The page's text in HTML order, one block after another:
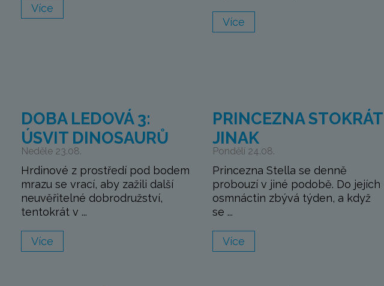
Více
Více
DOBA LEDOVÁ 3:
ÚSVIT DINOSAURŮ
Neděle 23.08.
Hrdinové z prostředí pod bodem
mrazu se vrací, aby zažili další
neuvěřitelné dobrodružství,
tentokrát v ...
Více
PRINCEZNA STOKRÁT
JINAK
Pondělí 24.08.
Princezna Stella se denně
probouzí v jiné podobě. Do jejích
osmnáctin zbývá týden, a když
se ...
Více